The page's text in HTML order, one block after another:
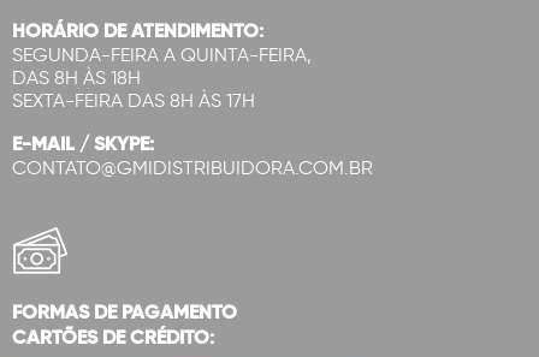
HORÁRIO DE ATENDIMENTO:
SEGUNDA-FEIRA A QUINTA-FEIRA,
DAS 8H ÀS 18H
SEXTA-FEIRA DAS 8H ÀS 17H
E-MAIL / SKYPE:
CONTATO@GMIDISTRIBUIDORA.COM.BR
FORMAS DE PAGAMENTO
CARTÕES DE CRÉDITO: